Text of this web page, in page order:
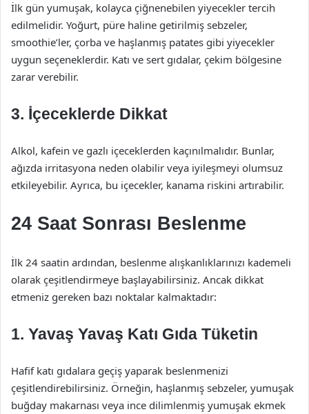
İlk gün yumuşak, kolayca çiğnenebilen yiyecekler tercih
edilmelidir. Yoğurt, püre haline getirilmiş sebzeler,
smoothie’ler, çorba ve haşlanmış patates gibi yiyecekler
uygun seçeneklerdir. Katı ve sert gıdalar, çekim bölgesine
zarar verebilir.
3. İçeceklerde Dikkat
Alkol, kafein ve gazlı içeceklerden kaçınılmalıdır. Bunlar,
ağızda irritasyona neden olabilir veya iyileşmeyi olumsuz
etkileyebilir. Ayrıca, bu içecekler, kanama riskini artırabilir.
24 Saat Sonrası Beslenme
İlk 24 saatin ardından, beslenme alışkanlıklarınızı kademeli
olarak çeşitlendirmeye başlayabilirsiniz. Ancak dikkat
etmeniz gereken bazı noktalar kalmaktadır:
1. Yavaş Yavaş Katı Gıda Tüketin
Hafif katı gıdalara geçiş yaparak beslenmenizi
çeşitlendirebilirsiniz. Örneğin, haşlanmış sebzeler, yumuşak
buğday makarnası veya ince dilimlenmiş yumuşak ekmek